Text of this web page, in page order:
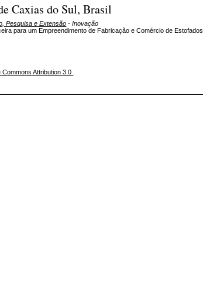
Caxias do Sul, Brasil
Pesquisa e Extensão - Inovação
para um Empreendimento de Fabricação e Comércio de Estofados
Commons Attribution 3.0